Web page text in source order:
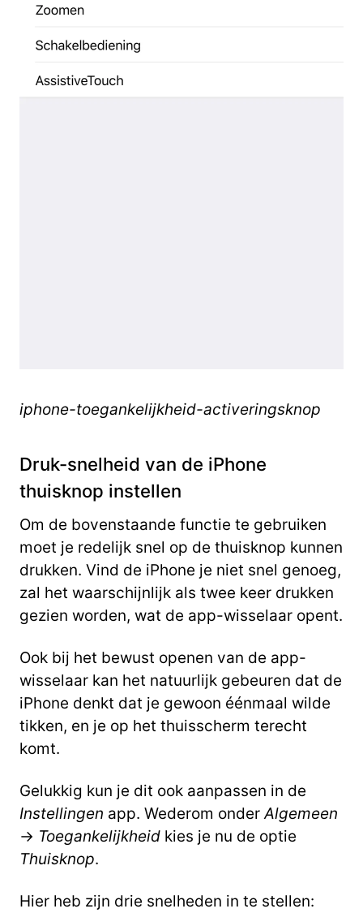
iphone-toegankelijkheid-activeringsknop
Druk-snelheid van de iPhone
thuisknop instellen
Om de bovenstaande functie te gebruiken
moet je redelijk snel op de thuisknop kunnen
drukken. Vind de iPhone je niet snel genoeg,
zal het waarschijnlijk als twee keer drukken
gezien worden, wat de app-wisselaar opent.
Ook bij het bewust openen van de app-
wisselaar kan het natuurlijk gebeuren dat de
iPhone denkt dat je gewoon éénmaal wilde
tikken, en je op het thuisscherm terecht
komt.
Gelukkig kun je dit ook aanpassen in de
Instellingen app. Wederom onderAlgemeen
-> Toegankelijkheid kies je nu de optie
Thuisknop.
Hier heb zijn drie snelheden in te stellen: